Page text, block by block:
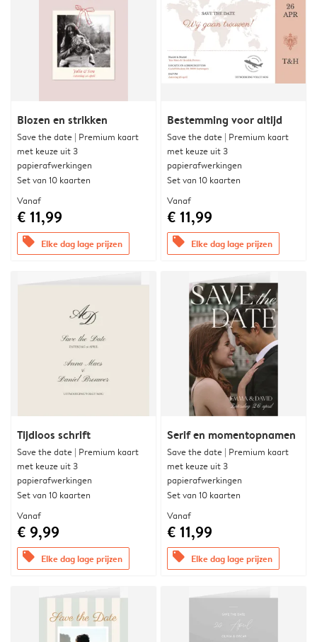
Blozen en strikken
Save the date | Premium kaart
met keuze uit 3
papierafwerkingen
Set van 10 kaarten
Vanaf
€ 11,99
offers Elke dag lage prijzen
Bestemming voor altijd
Save the date | Premium kaart
met keuze uit 3
papierafwerkingen
Set van 10 kaarten
Vanaf
€ 11,99
offers Elke dag lage prijzen
Tijdloos schrift
Save the date | Premium kaart
met keuze uit 3
papierafwerkingen
Set van 10 kaarten
Vanaf
€ 9,99
offers Elke dag lage prijzen
Serif en momentopnamen
Save the date | Premium kaart
met keuze uit 3
papierafwerkingen
Set van 10 kaarten
Vanaf
€ 11,99
offers Elke dag lage prijzen